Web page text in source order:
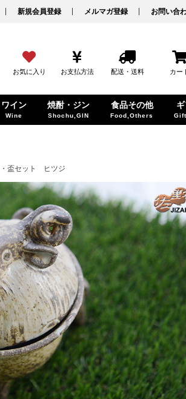
新規会員登録 メルマガ登録 お問い合
お気に入り お支払方法 配送・送料 カー
ワイン
Wine
焼酎・ジン
Shochu,GIN
食品その他
Food,Others
・盃セット ヒツジ